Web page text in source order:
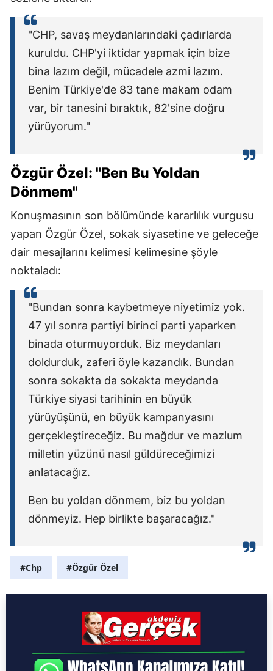
"CHP, savaş meydanlarındaki çadırlarda
kuruldu. CHP'yi iktidar yapmak için bize
bina lazım değil, mücadele azmi lazım.
Benim Türkiye'de 83 tane makam odam
var, bir tanesini bıraktık, 82'sine doğru
yürüyorum."
Özgür Özel: "Ben Bu Yoldan
Dönmem"
Konuşmasının son bölümünde kararlılık vurgusu
yapan Özgür Özel, sokak siyasetine ve geleceğe
dair mesajlarını kelimesi kelimesine şöyle
noktaladı:
"Bundan sonra kaybetmeye niyetimiz yok.
47 yıl sonra partiyi birinci parti yaparken
binada oturmuyorduk. Biz meydanları
doldurduk, zaferi öyle kazandık. Bundan
sonra sokakta da sokakta meydanda
Türkiye siyasi tarihinin en büyük
yürüyüşünü, en büyük kampanyasını
gerçekleştireceğiz. Bu mağdur ve mazlum
milletin yüzünü nasıl güldüreceğimizi
anlatacağız.
Ben bu yoldan dönmem, biz bu yoldan
dönmeyiz. Hep birlikte başaracağız."
#Chp #Özgür Özel